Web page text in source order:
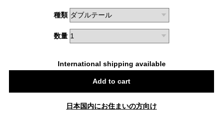
種類
数量
International shipping available
Add to cart
日本国内にお住まいの方向け